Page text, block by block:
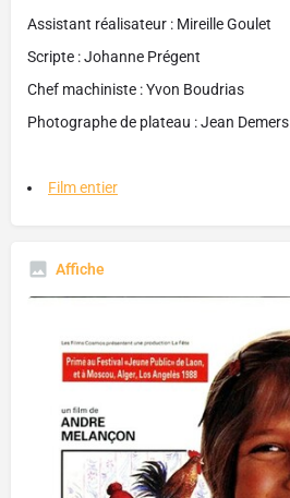
Assistant réalisateur : Mireille Goulet
Scripte : Johanne Prégent
Chef machiniste : Yvon Boudrias
Photographe de plateau : Jean Demers
Film entier
Affiche